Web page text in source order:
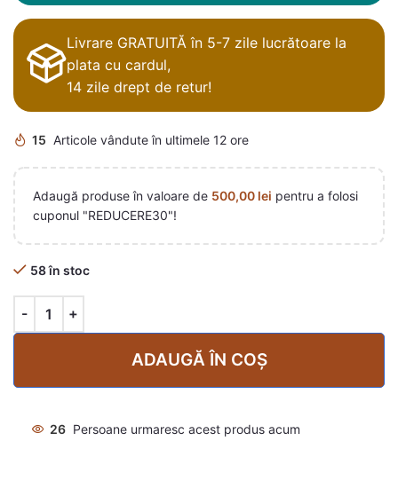
Livrare GRATUITĂ în 5-7 zile lucrătoare la
plata cu cardul,
14 zile drept de retur!
15 Articole vândute în ultimele 12 ore
Adaugă produse în valoare de 500,00 lei pentru a folosi
cuponul "REDUCERE30"!
58 în stoc
ADAUGĂ ÎN COȘ
26 Persoane urmaresc acest produs acum